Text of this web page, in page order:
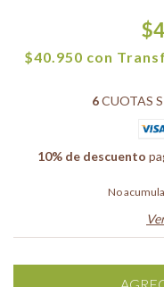
$40.950 con
6CUOTAS
10% de descuento
No